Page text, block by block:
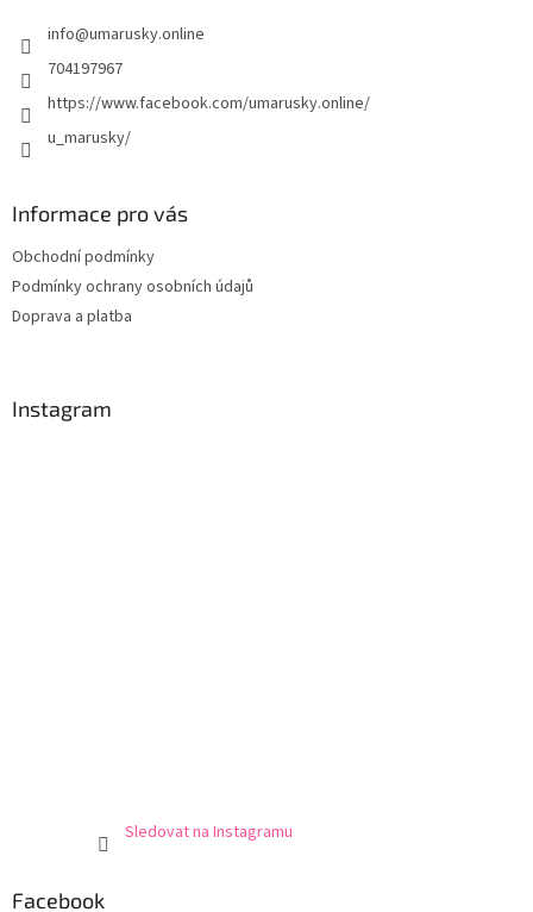
info@umarusky.online
704197967
https://www.facebook.com/umarusky.online/
u_marusky/
Informace pro vás
Obchodní podmínky
Podmínky ochrany osobních údajů
Doprava a platba
Instagram
Sledovat na Instagramu
Facebook